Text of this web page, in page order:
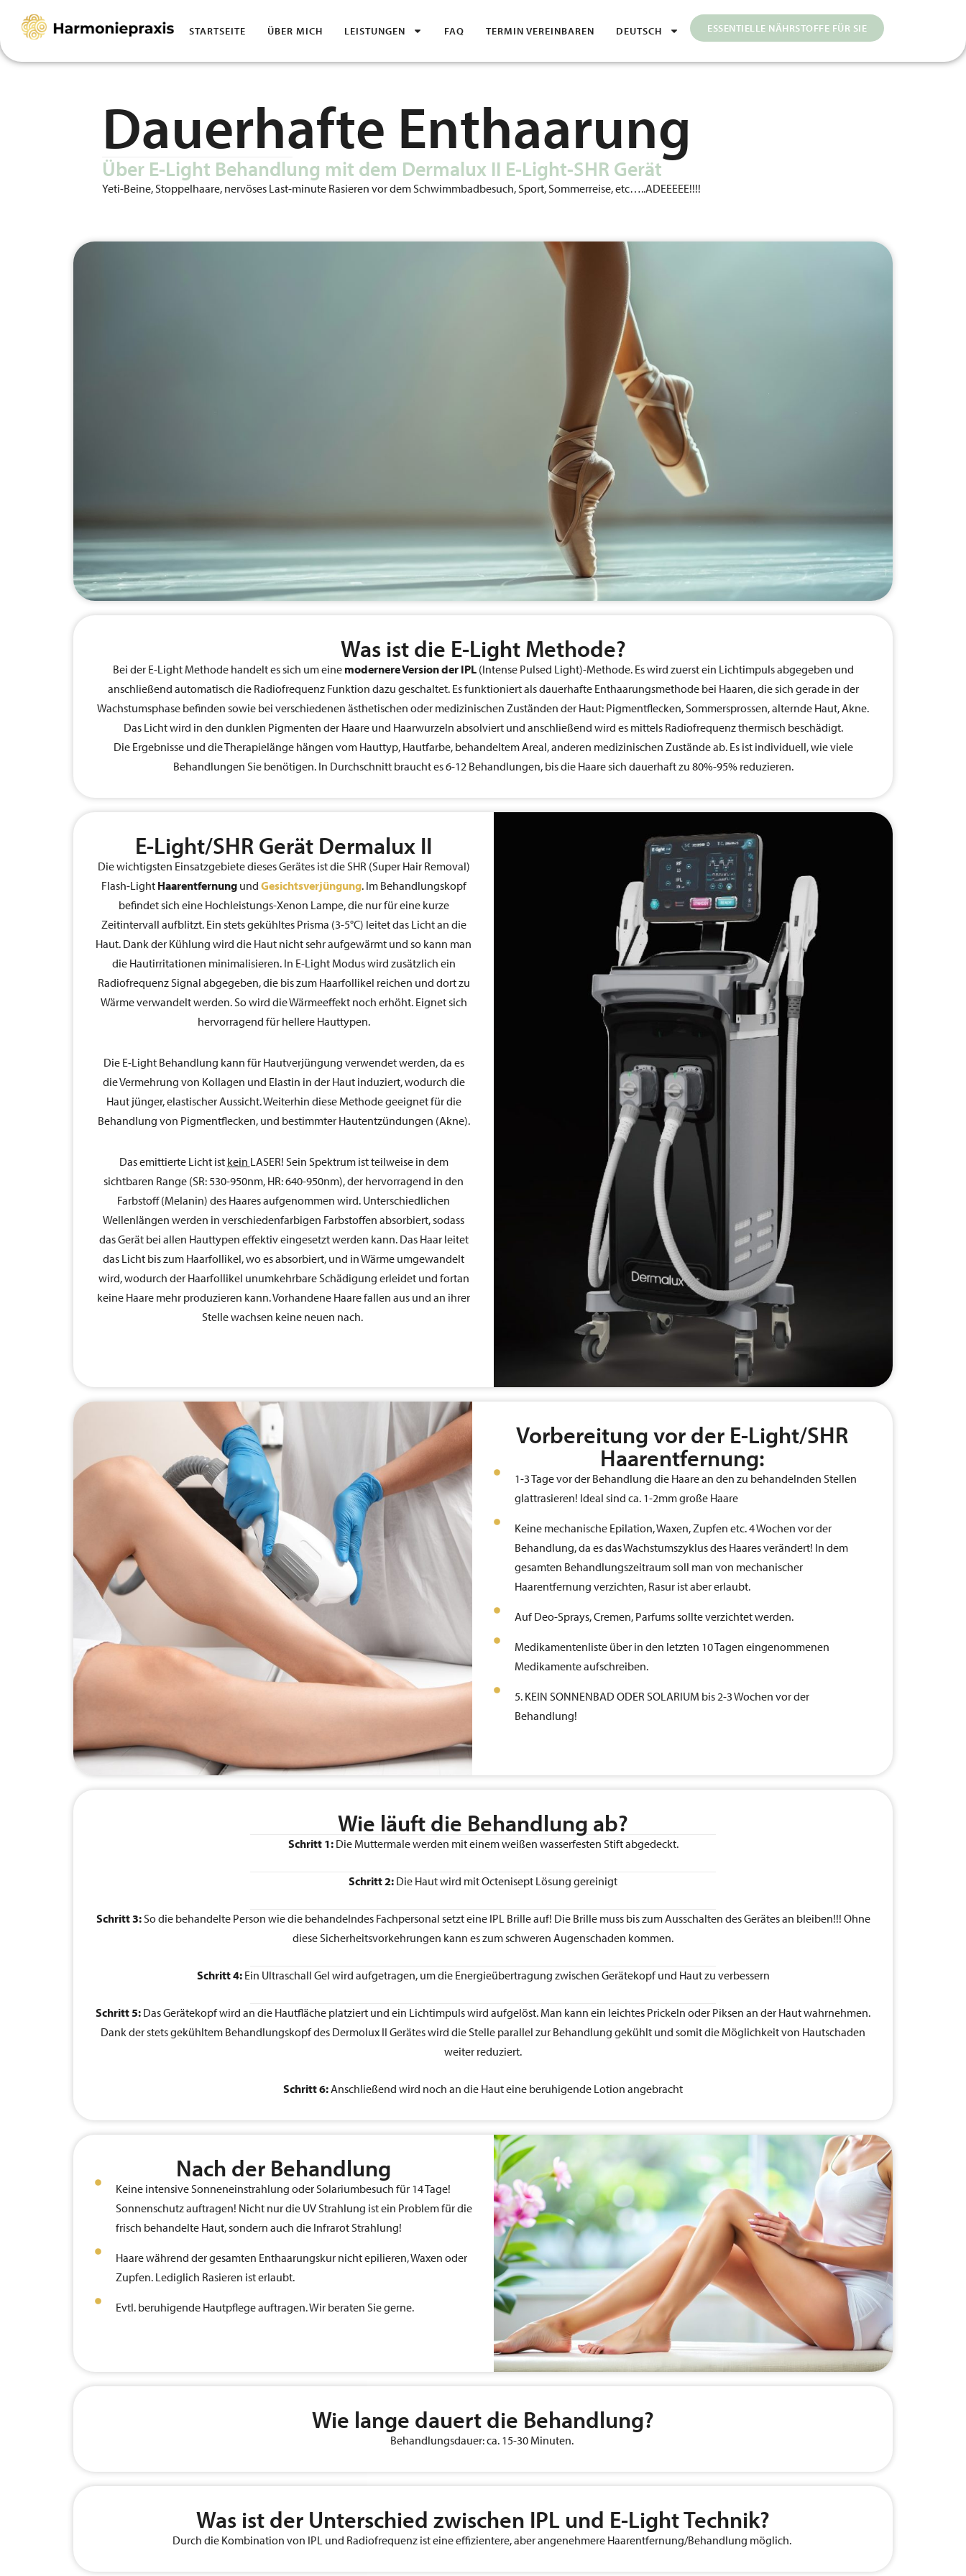
Zum
Inhalt
STARTSEITE ÜBER MICH LEISTUNGEN FAQ TERMIN VEREINBAREN DEUTSCH ESSENTIELLE NÄHRSTOFFE FÜR SIE
Dauerhafte Enthaarung
Über E-Light Behandlung mit dem Dermalux II E-Light-SHR Gerät
Yeti-Beine, Stoppelhaare, nervöses Last-minute Rasieren vor dem Schwimmbadbesuch, Sport, Sommerreise, etc…..ADEEEEE!!!!
Was ist die E-Light Methode?
Bei der E-Light Methode handelt es sich um eine modernere Version der IPL(Intense Pulsed Light)-Methode. Es wird zuerst ein Lichtimpuls abgegeben und
anschließend automatisch die Radiofrequenz Funktion dazu geschaltet. Es funktioniert als dauerhafte Enthaarungsmethode bei Haaren, die sich gerade in der
Wachstumsphase befinden sowie bei verschiedenen ästhetischen oder medizinischen Zuständen der Haut: Pigmentflecken, Sommersprossen, alternde Haut, Akne.
Das Licht wird in den dunklen Pigmenten der Haare und Haarwurzeln absolviert und anschließend wird es mittels Radiofrequenz thermisch beschädigt.
Die Ergebnisse und die Therapielänge hängen vom Hauttyp, Hautfarbe, behandeltem Areal, anderen medizinischen Zustände ab. Es ist individuell, wie viele
Behandlungen Sie benötigen. In Durchschnitt braucht es 6-12 Behandlungen, bis die Haare sich dauerhaft zu 80%-95% reduzieren.
E-Light/SHR Gerät Dermalux II
Die wichtigsten Einsatzgebiete dieses Gerätes ist die SHR (Super Hair Removal)
Flash-Light Haarentfernungund Gesichtsverjüngung. Im Behandlungskopf
befindet sich eine Hochleistungs-Xenon Lampe, die nur für eine kurze
Zeitintervall aufblitzt. Ein stets gekühltes Prisma (3-5°C) leitet das Licht an die
Haut. Dank der Kühlung wird die Haut nicht sehr aufgewärmt und so kann man
die Hautirritationen minimalisieren. In E-Light Modus wird zusätzlich ein
Radiofrequenz Signal abgegeben, die bis zum Haarfollikel reichen und dort zu
Wärme verwandelt werden. So wird die Wärmeeffekt noch erhöht. Eignet sich
hervorragend für hellere Hauttypen.
Die E-Light Behandlung kann für Hautverjüngung verwendet werden, da es
die Vermehrung von Kollagen und Elastin in der Haut induziert, wodurch die
Haut jünger, elastischer Aussicht. Weiterhin diese Methode geeignet für die
Behandlung von Pigmentflecken, und bestimmter Hautentzündungen (Akne).
Das emittierte Licht ist kein LASER! Sein Spektrum ist teilweise in dem
sichtbaren Range (SR: 530-950nm, HR: 640-950nm), der hervorragend in den
Farbstoff (Melanin) des Haares aufgenommen wird. Unterschiedlichen
Wellenlängen werden in verschiedenfarbigen Farbstoffen absorbiert, sodass
das Gerät bei allen Hauttypen effektiv eingesetzt werden kann. Das Haar leitet
das Licht bis zum Haarfollikel, wo es absorbiert, und in Wärme umgewandelt
wird, wodurch der Haarfollikel unumkehrbare Schädigung erleidet und fortan
keine Haare mehr produzieren kann. Vorhandene Haare fallen aus und an ihrer
Stelle wachsen keine neuen nach.
Vorbereitung vor der E-Light/SHR
Haarentfernung:
1-3 Tage vor der Behandlung die Haare an den zu behandelnden Stellen
glattrasieren! Ideal sind ca. 1-2mm große Haare
Keine mechanische Epilation, Waxen, Zupfen etc. 4 Wochen vor der
Behandlung, da es das Wachstumszyklus des Haares verändert! In dem
gesamten Behandlungszeitraum soll man von mechanischer
Haarentfernung verzichten, Rasur ist aber erlaubt.
Auf Deo-Sprays, Cremen, Parfums sollte verzichtet werden.
Medikamentenliste über in den letzten 10 Tagen eingenommenen
Medikamente aufschreiben.
5. KEIN SONNENBAD ODER SOLARIUM bis 2-3 Wochen vor der
Behandlung!
Wie läuft die Behandlung ab?
Schritt 1: Die Muttermale werden mit einem weißen wasserfesten Stift abgedeckt.
Schritt 2: Die Haut wird mit Octenisept Lösung gereinigt
Schritt 3:So die behandelte Person wie die behandelndes Fachpersonal setzt eine IPL Brille auf! Die Brille muss bis zum Ausschalten des Gerätes an bleiben!!! Ohne
diese Sicherheitsvorkehrungen kann es zum schweren Augenschaden kommen.
Schritt 4:Ein Ultraschall Gel wird aufgetragen, um die Energieübertragung zwischen Gerätekopf und Haut zu verbessern
Schritt 5: Das Gerätekopf wird an die Hautfläche platziert und ein Lichtimpuls wird aufgelöst. Man kann ein leichtes Prickeln oder Piksen an der Haut wahrnehmen.
Dank der stets gekühltem Behandlungskopf des Dermolux II Gerätes wird die Stelle parallel zur Behandlung gekühlt und somit die Möglichkeit von Hautschaden
weiter reduziert.
Schritt 6:Anschließend wird noch an die Haut eine beruhigende Lotion angebracht
Nach der Behandlung
Keine intensive Sonneneinstrahlung oder Solariumbesuch für 14 Tage!
Sonnenschutz auftragen! Nicht nur die UV Strahlung ist ein Problem für die
frisch behandelte Haut, sondern auch die Infrarot Strahlung!
Haare während der gesamten Enthaarungskur nicht epilieren, Waxen oder
Zupfen. Lediglich Rasieren ist erlaubt.
Evtl. beruhigende Hautpflege auftragen. Wir beraten Sie gerne.
Wie lange dauert die Behandlung?
Behandlungsdauer: ca. 15-30 Minuten.
Was ist der Unterschied zwischen IPL und E-Light Technik?
Durch die Kombination von IPL und Radiofrequenz ist eine effizientere, aber angenehmere Haarentfernung/Behandlung möglich.